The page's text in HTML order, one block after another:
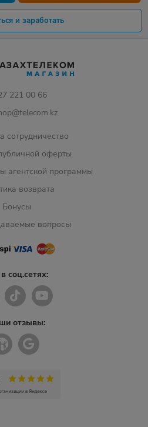
и заработать
221 00 66
сотрудничество
оферты
агентской программы
возврата
Бонусы
вопросы
соц.сетях:
отзывы: